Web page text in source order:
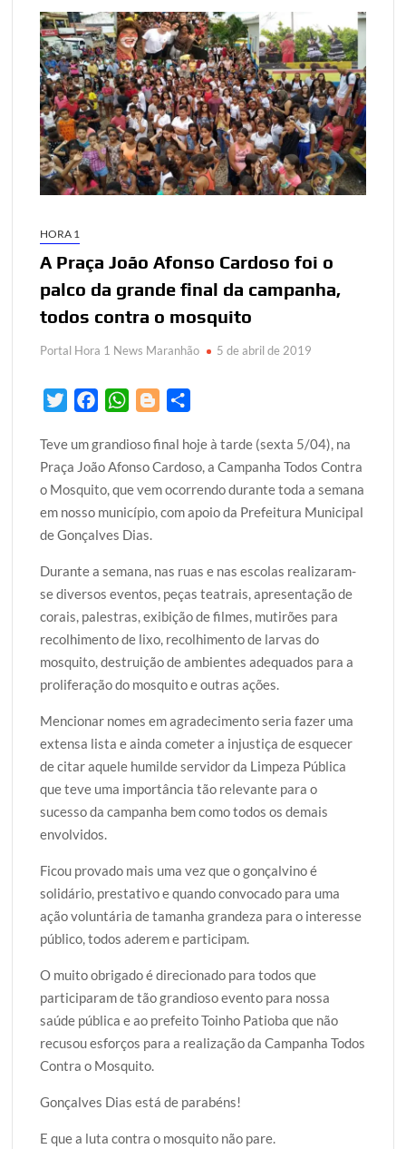
HORA 1
A Praça João Afonso Cardoso foi o
palco da grande final da campanha,
todos contra o mosquito
Portal Hora 1 News Maranhão 5 de abril de 2019
i
t
t
e
r
c
e
b
o
o
W
a
t
s
A
p
o
g
g
e
a
r
e
Teve um grandioso final hoje à tarde (sexta 5/04), na
Praça João Afonso Cardoso, a Campanha Todos Contra
o Mosquito, que vem ocorrendo durante toda a semana
em nosso município, com apoio da Prefeitura Municipal
de Gonçalves Dias.
Durante a semana, nas ruas e nas escolas realizaram-
se diversos eventos, peças teatrais, apresentação de
corais, palestras, exibição de filmes, mutirões para
recolhimento de lixo, recolhimento de larvas do
mosquito, destruição de ambientes adequados para a
proliferação do mosquito e outras ações.
Mencionar nomes em agradecimento seria fazer uma
extensa lista e ainda cometer a injustiça de esquecer
de citar aquele humilde servidor da Limpeza Pública
que teve uma importância tão relevante para o
sucesso da campanha bem como todos os demais
envolvidos.
Ficou provado mais uma vez que o gonçalvino é
solidário, prestativo e quando convocado para uma
ação voluntária de tamanha grandeza para o interesse
público, todos aderem e participam.
O muito obrigado é direcionado para todos que
participaram de tão grandioso evento para nossa
saúde pública e ao prefeito Toinho Patioba que não
recusou esforços para a realização da Campanha Todos
Contra o Mosquito.
Gonçalves Dias está de parabéns!
E que a luta contra o mosquito não pare.